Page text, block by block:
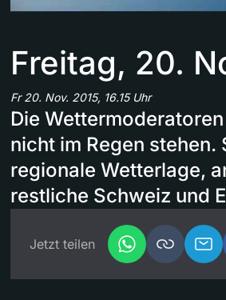
Freitag, 20.
Fr 20. Nov. 2015, 16.15 Uhr
Die
nicht im Regen
regionale Wetterlage,
restliche Schweiz und
Jetzt teilen